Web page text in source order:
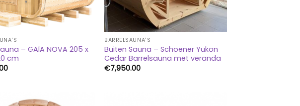
– GAÏA NOVA 205 x
cm
BARRELSAUNA'S
Buiten Sauna – Schoener Yukon
Cedar Barrelsauna met veranda
€7,950.00